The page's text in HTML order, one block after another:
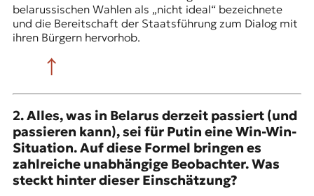
belarussischen Wahlen als „nicht ideal“ bezeichnete
und die Bereitschaft der Staatsführung zum Dialog mit
ihren Bürgern hervorhob.
2. Alles, was in Belarus derzeit passiert (und
passieren kann), sei für Putin eine Win-Win-
Situation. Auf diese Formel bringen es
zahlreiche unabhängige Beobachter. Was
steckt hinter dieser Einschätzung?